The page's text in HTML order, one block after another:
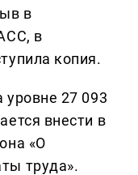
в
в
копия.
27 093
внести в
«О
труда».